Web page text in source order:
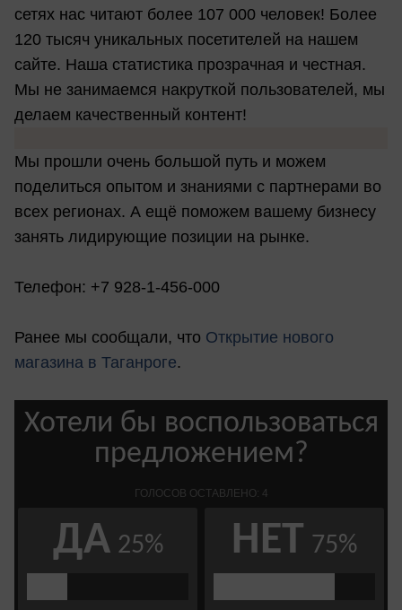
сетях нас читают более 107 000 человек! Более
120 тысяч уникальных посетителей на нашем
сайте. Наша статистика прозрачная и честная.
Мы не занимаемся накруткой пользователей, мы
делаем качественный контент!
Мы прошли очень большой путь и можем
поделиться опытом и знаниями с партнерами во
всех регионах. А ещё поможем вашему бизнесу
занять лидирующие позиции на рынке.
Телефон: +7 928-1-456-000
Ранее мы сообщали, что Открытие нового
магазина в Таганроге.